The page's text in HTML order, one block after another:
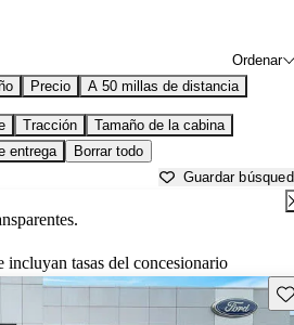
Ordenar
Precio A 50 millas de distancia
Tracción
Tamaño de la cabina
entrega
Borrar todo
Guardar
incluyan tasas del concesionario